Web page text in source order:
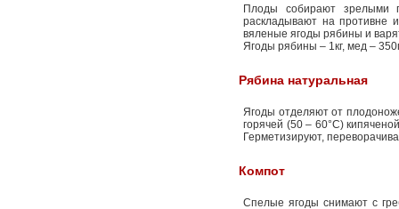
Плоды собирают зрелыми
раскладывают на противне
вяленые ягоды рябины и
Ягоды рябины – 1кг, мед –
Рябина натуральная
Ягоды отделяют от
горячей (50 – 60°С)
Герметизируют,
Компот
Спелые ягоды снимают с